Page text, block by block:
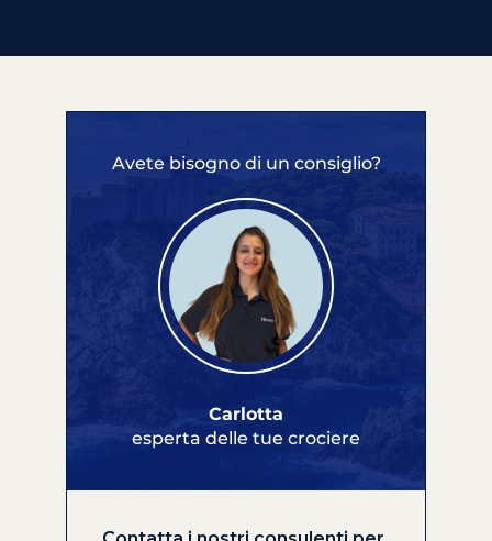
Avete bisogno di un consiglio?
Carlotta
esperta delle tue crociere